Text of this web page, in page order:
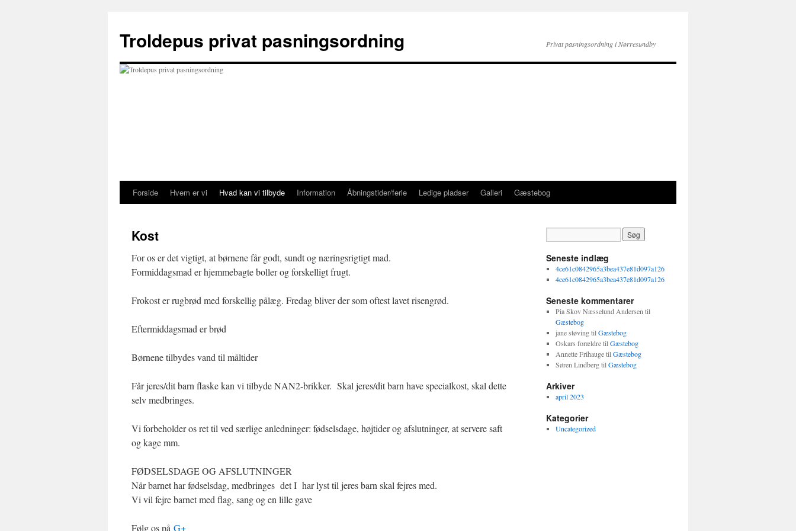
indhold
Troldepus privat pasningsordning Privat pasningsordning i Nørresundby
Forside Hvem er vi Hvad kan vi tilbyde Information Åbningstider/ferie Ledige pladser Galleri Gæstebog
Kost
For os er det vigtigt, at børnene får godt, sundt og næringsrigtigt mad.
Formiddagsmad er hjemmebagte boller og forskelligt frugt.
Frokost er rugbrød med forskellig pålæg. Fredag bliver der som oftest lavet risengrød.
Eftermiddagsmad er brød
Børnene tilbydes vand til måltider
Får jeres/dit barn flaske kan vi tilbyde NAN2-brikker. Skal jeres/dit barn have specialkost, skal dette
selv medbringes.
Vi forbeholder os ret til ved særlige anledninger: fødselsdage, højtider og afslutninger, at servere saft
og kage mm.
FØDSELSDAGE OG AFSLUTNINGER
Når barnet har fødselsdag, medbringes det I har lyst til jeres barn skal fejres med.
Vi vil fejre barnet med flag, sang og en lille gave
Følg os på G+
Seneste indlæg
4ce61c0842965a3bea437e81d097a126
4ce61c0842965a3bea437e81d097a126
Seneste kommentarer
Pia Skov Næsselund Andersen til
Gæstebog
jane støvingtilGæstebog
Oskars forældretilGæstebog
Annette FrihaugetilGæstebog
Søren LindbergtilGæstebog
Arkiver
april 2023
Kategorier
Uncategorized